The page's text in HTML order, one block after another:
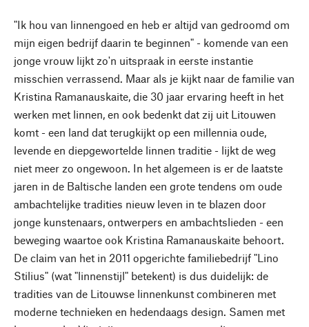
"Ik hou van linnengoed en heb er altijd van gedroomd om
mijn eigen bedrijf daarin te beginnen" - komende van een
jonge vrouw lijkt zo'n uitspraak in eerste instantie
misschien verrassend. Maar als je kijkt naar de familie van
Kristina Ramanauskaite, die 30 jaar ervaring heeft in het
werken met linnen, en ook bedenkt dat zij uit Litouwen
komt - een land dat terugkijkt op een millennia oude,
levende en diepgewortelde linnen traditie - lijkt de weg
niet meer zo ongewoon. In het algemeen is er de laatste
jaren in de Baltische landen een grote tendens om oude
ambachtelijke tradities nieuw leven in te blazen door
jonge kunstenaars, ontwerpers en ambachtslieden - een
beweging waartoe ook Kristina Ramanauskaite behoort.
De claim van het in 2011 opgerichte familiebedrijf "Lino
Stilius" (wat "linnenstijl" betekent) is dus duidelijk: de
tradities van de Litouwse linnenkunst combineren met
moderne technieken en hedendaags design. Samen met